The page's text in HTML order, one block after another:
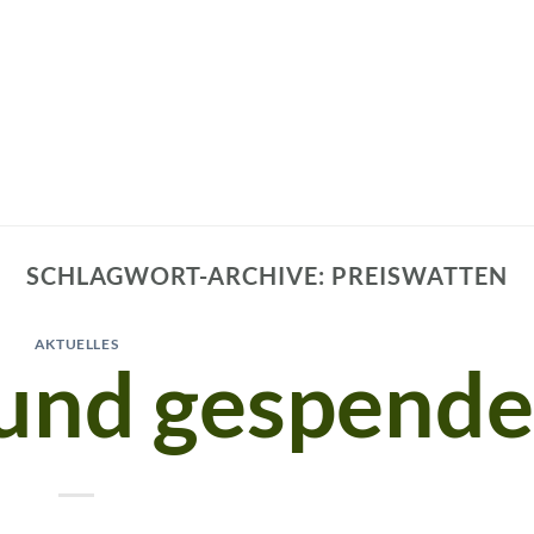
SCHLAGWORT-ARCHIVE: PREISWATTEN
AKTUELLES